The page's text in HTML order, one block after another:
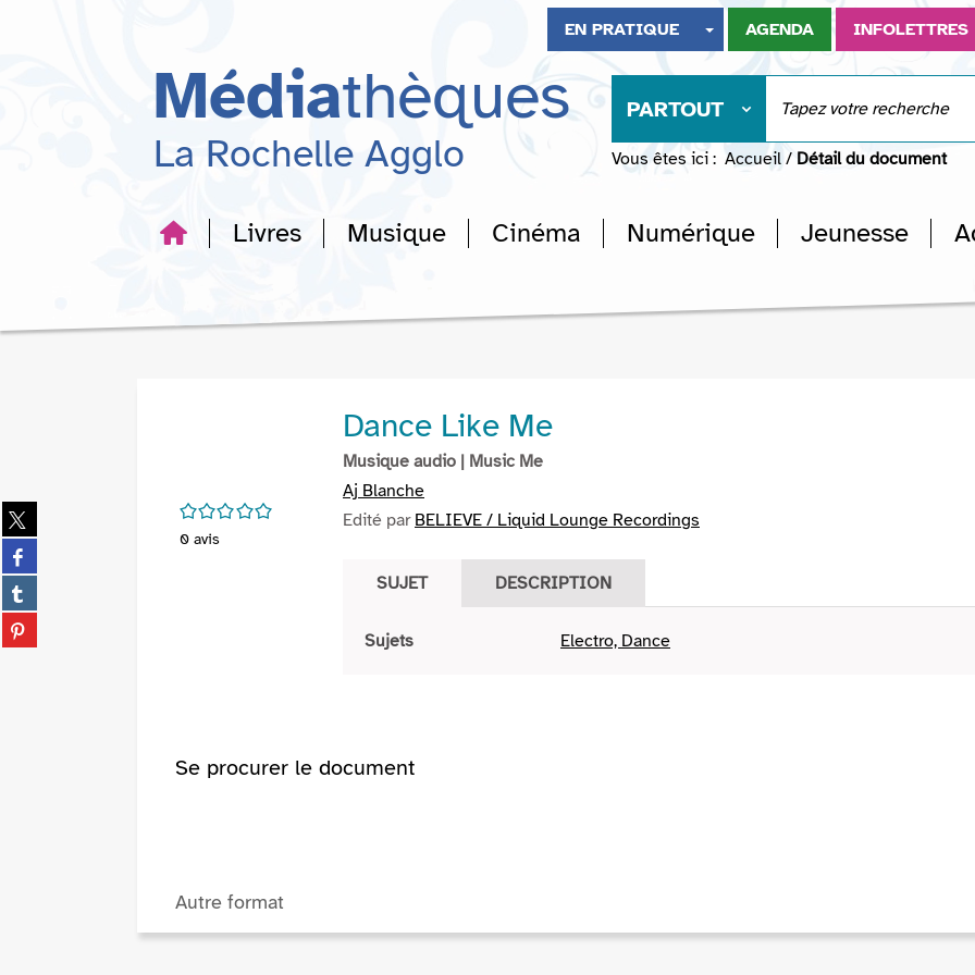
recherche
EN PRATIQUE AGENDA INFOLETTRES
Médiathèques
La Rochelle Agglo
PARTOUT
Vous êtes ici : Accueil / Détail du document
Livres Musique Cinéma Numérique Jeunesse
Partager
sur
twitter
(Nouvelle
fenêtre)
Partager
sur
facebook
(Nouvelle
fenêtre)
Partager
sur
tumblr
Partager
sur
/5
0 avis
Dance Like Me
Musique audio | Music Me
Aj Blanche
Edité par BELIEVE / Liquid Lounge Recordings
SUJET DESCRIPTION
Sujets Electro, Dance
Se procurer le document
Autre format